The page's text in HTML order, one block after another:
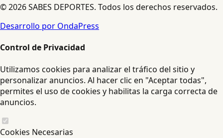
© 2026 SABES DEPORTES. Todos los derechos reservados.
Desarrollo por OndaPress
Control de Privacidad
Utilizamos cookies para analizar el tráfico del sitio y
personalizar anuncios. Al hacer clic en "Aceptar todas",
permites el uso de cookies y habilitas la carga correcta de
anuncios.
Cookies Necesarias